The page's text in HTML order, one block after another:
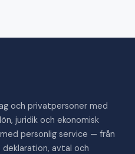
och privatpersoner med
juridik och ekonomisk
personlig service — från
avtal och